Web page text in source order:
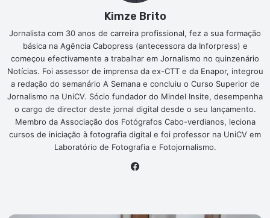
Kimze Brito
Jornalista com 30 anos de carreira profissional, fez a sua formação
básica na Agência Cabopress (antecessora da Inforpress) e
começou efectivamente a trabalhar em Jornalismo no quinzenário
Notícias. Foi assessor de imprensa da ex-CTT e da Enapor, integrou
a redação do semanário A Semana e concluiu o Curso Superior de
Jornalismo na UniCV. Sócio fundador do Mindel Insite, desempenha
o cargo de director deste jornal digital desde o seu lançamento.
Membro da Associação dos Fotógrafos Cabo-verdianos, leciona
cursos de iniciação à fotografia digital e foi professor na UniCV em
Laboratório de Fotografia e Fotojornalismo.